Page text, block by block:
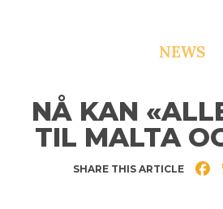
NEWS
NÅ KAN
TIL MALTA
SHARE THIS ARTICLE